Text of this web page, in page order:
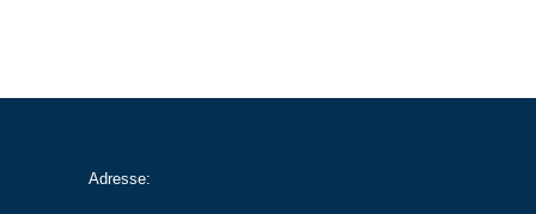
Adresse: